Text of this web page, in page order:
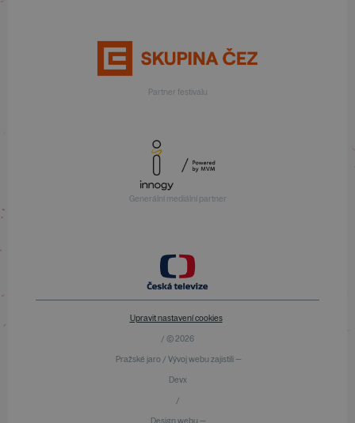
Partner festivalu
Generální mediální partner
Upravit nastavení cookies
/ © 2026
Pražské jaro / Vývoj webu zajistili —
Devx
/